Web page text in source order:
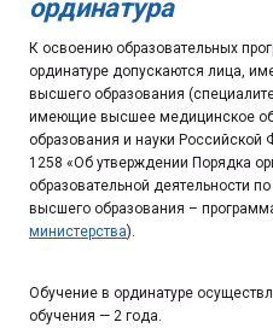
ординатура
К освоению образовательных
ординатуре допускаются лица,
высшего образования
имеющие высшее медицинское
образования и науки
1258 «Об утверждении Порядка
образовательной деятельности
высшего образования –
министерства).
Обучение в ординатуре
обучения — 2 года.